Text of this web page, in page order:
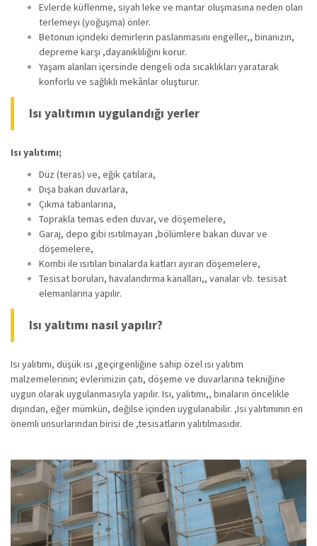
Evlerde küflenme, siyah leke ve mantar oluşmasına neden olan
terlemeyi (yoğuşma) önler.
Betonun içindeki demirlerin paslanmasını engeller,, binanızın,
depreme karşı ,dayanıklılığını korur.
Yaşam alanları içersinde dengeli oda sıcaklıkları yaratarak
konforlu ve sağlıklı mekânlar oluşturur.
Isı yalıtımın uygulandığı yerler
Isı yalıtımı;
Düz (teras) ve, eğik çatılara,
Dışa bakan duvarlara,
Çıkma tabanlarına,
Toprakla temas eden duvar, ve döşemelere,
Garaj, depo gibi ısıtılmayan ,bölümlere bakan duvar ve
döşemelere,
Kombi ile ısıtılan binalarda katları ayıran döşemelere,
Tesisat boruları, havalandırma kanalları,, vanalar vb. tesisat
elemanlarına yapılır.
Isı yalıtımı nasıl yapılır?
Isı yalıtımı, düşük ısı ,geçirgenliğine sahip özel ısı yalıtım
malzemelerinin; evlerimizin çatı, döşeme ve duvarlarına tekniğine
uygun olarak uygulanmasıyla yapılır. Isı, yalıtımı,, binaların öncelikle
dışından, eğer mümkün, değilse içinden uygulanabilir. ,Isı yalıtımının en
önemli unsurlarından birisi de ,tesisatların yalıtılmasıdır.